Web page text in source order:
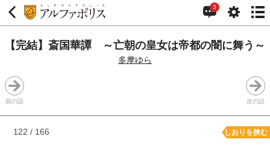
3
【完結】斎国華譚 ～亡朝の皇女は帝都の闇に舞う～
多摩ゆら
前の話 次の話
122 / 166 しおりを挟む